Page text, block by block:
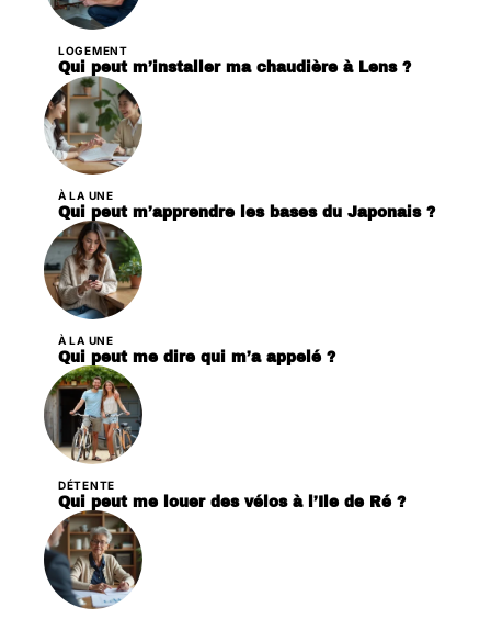
LOGEMENT
Qui peut m’installer ma chaudière à Lens ?
À LA UNE
Qui peut m’apprendre les bases du Japonais ?
À LA UNE
Qui peut me dire qui m’a appelé ?
DÉTENTE
Qui peut me louer des vélos à l’Ile de Ré ?